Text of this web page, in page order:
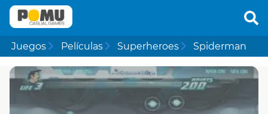
Juegos Películas Superheroes Spiderman